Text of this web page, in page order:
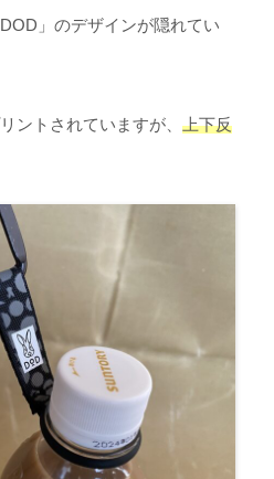
」のデザインが隠れてい
ントされていますが、 上下反